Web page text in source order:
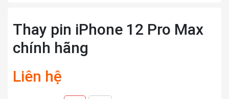
Thay pin iPhone 12 Pro Max
chính hãng
Liên hệ